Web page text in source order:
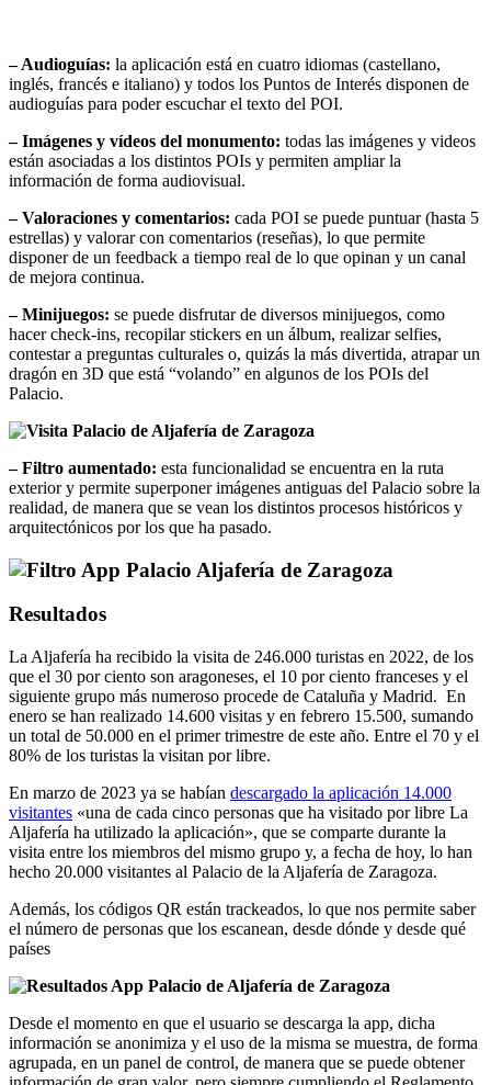
– Audioguías: la aplicación está en cuatro idiomas (castellano,
inglés, francés e italiano) y todos los Puntos de Interés disponen de
audioguías para poder escuchar el texto del POI.
– Imágenes y vídeos del monumento: todas las imágenes y videos
están asociadas a los distintos POIs y permiten ampliar la
información de forma audiovisual.
– Valoraciones y comentarios: cada POI se puede puntuar (hasta 5
estrellas) y valorar con comentarios (reseñas), lo que permite
disponer de un feedback a tiempo real de lo que opinan y un canal
de mejora continua.
– Minijuegos: se puede disfrutar de diversos minijuegos, como
hacer check-ins, recopilar stickers en un álbum, realizar selfies,
contestar a preguntas culturales o, quizás la más divertida, atrapar un
dragón en 3D que está “volando” en algunos de los POIs del
Palacio.
– Filtro aumentado: esta funcionalidad se encuentra en la ruta
exterior y permite superponer imágenes antiguas del Palacio sobre la
realidad, de manera que se vean los distintos procesos históricos y
arquitectónicos por los que ha pasado.
Resultados
La Aljafería ha recibido la visita de 246.000 turistas en 2022, de los
que el 30 por ciento son aragoneses, el 10 por ciento franceses y el
siguiente grupo más numeroso procede de Cataluña y Madrid. En
enero se han realizado 14.600 visitas y en febrero 15.500, sumando
un total de 50.000 en el primer trimestre de este año. Entre el 70 y el
80% de los turistas la visitan por libre.
En marzo de 2023 ya se habían descargado la aplicación 14.000
visitantes «una de cada cinco personas que ha visitado por libre La
Aljafería ha utilizado la aplicación», que se comparte durante la
visita entre los miembros del mismo grupo y, a fecha de hoy, lo han
hecho 20.000 visitantes al Palacio de la Aljafería de Zaragoza.
Además, los códigos QR están trackeados, lo que nos permite saber
el número de personas que los escanean, desde dónde y desde qué
países
Desde el momento en que el usuario se descarga la app, dicha
información se anonimiza y el uso de la misma se muestra, de forma
agrupada, en un panel de control, de manera que se puede obtener